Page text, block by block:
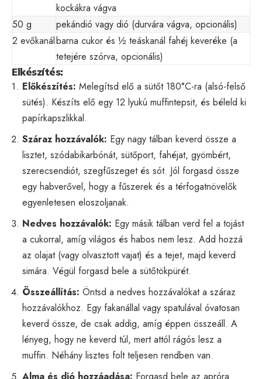
kockákra vágva
50 g
pekándió vagy dió (durvára vágva, opcionális)
2 evőkanálbarna cukor és ½ teáskanál fahéj keveréke (a
tetejére szórva, opcionális)
Elkészítés:
Előkészítés: Melegítsd elő a sütőt 180°C-ra (alsó-felső
sütés). Készíts elő egy 12 lyukú muffintepsit, és béleld ki
papírkapszlikkal.
Száraz hozzávalók: Egy nagy tálban keverd össze a
lisztet, szódabikarbónát, sütőport, fahéjat, gyömbért,
szerecsendiót, szegfűszeget és sót. Jól forgasd össze
egy habverővel, hogy a fűszerek és a térfogatnövelők
egyenletesen eloszoljanak.
Nedves hozzávalók: Egy másik tálban verd fel a tojást
a cukorral, amíg világos és habos nem lesz. Add hozzá
az olajat (vagy olvasztott vajat) és a tejet, majd keverd
simára. Végül forgasd bele a sütőtökpürét.
Összeállítás: Öntsd a nedves hozzávalókat a száraz
hozzávalókhoz. Egy fakanállal vagy spatulával óvatosan
keverd össze, de csak addig, amíg éppen összeáll. A
lényeg, hogy ne keverd túl, mert attól rágós lesz a
muffin. Néhány lisztes folt teljesen rendben van.
Alma és dió hozzáadása: Forgasd bele az apróra